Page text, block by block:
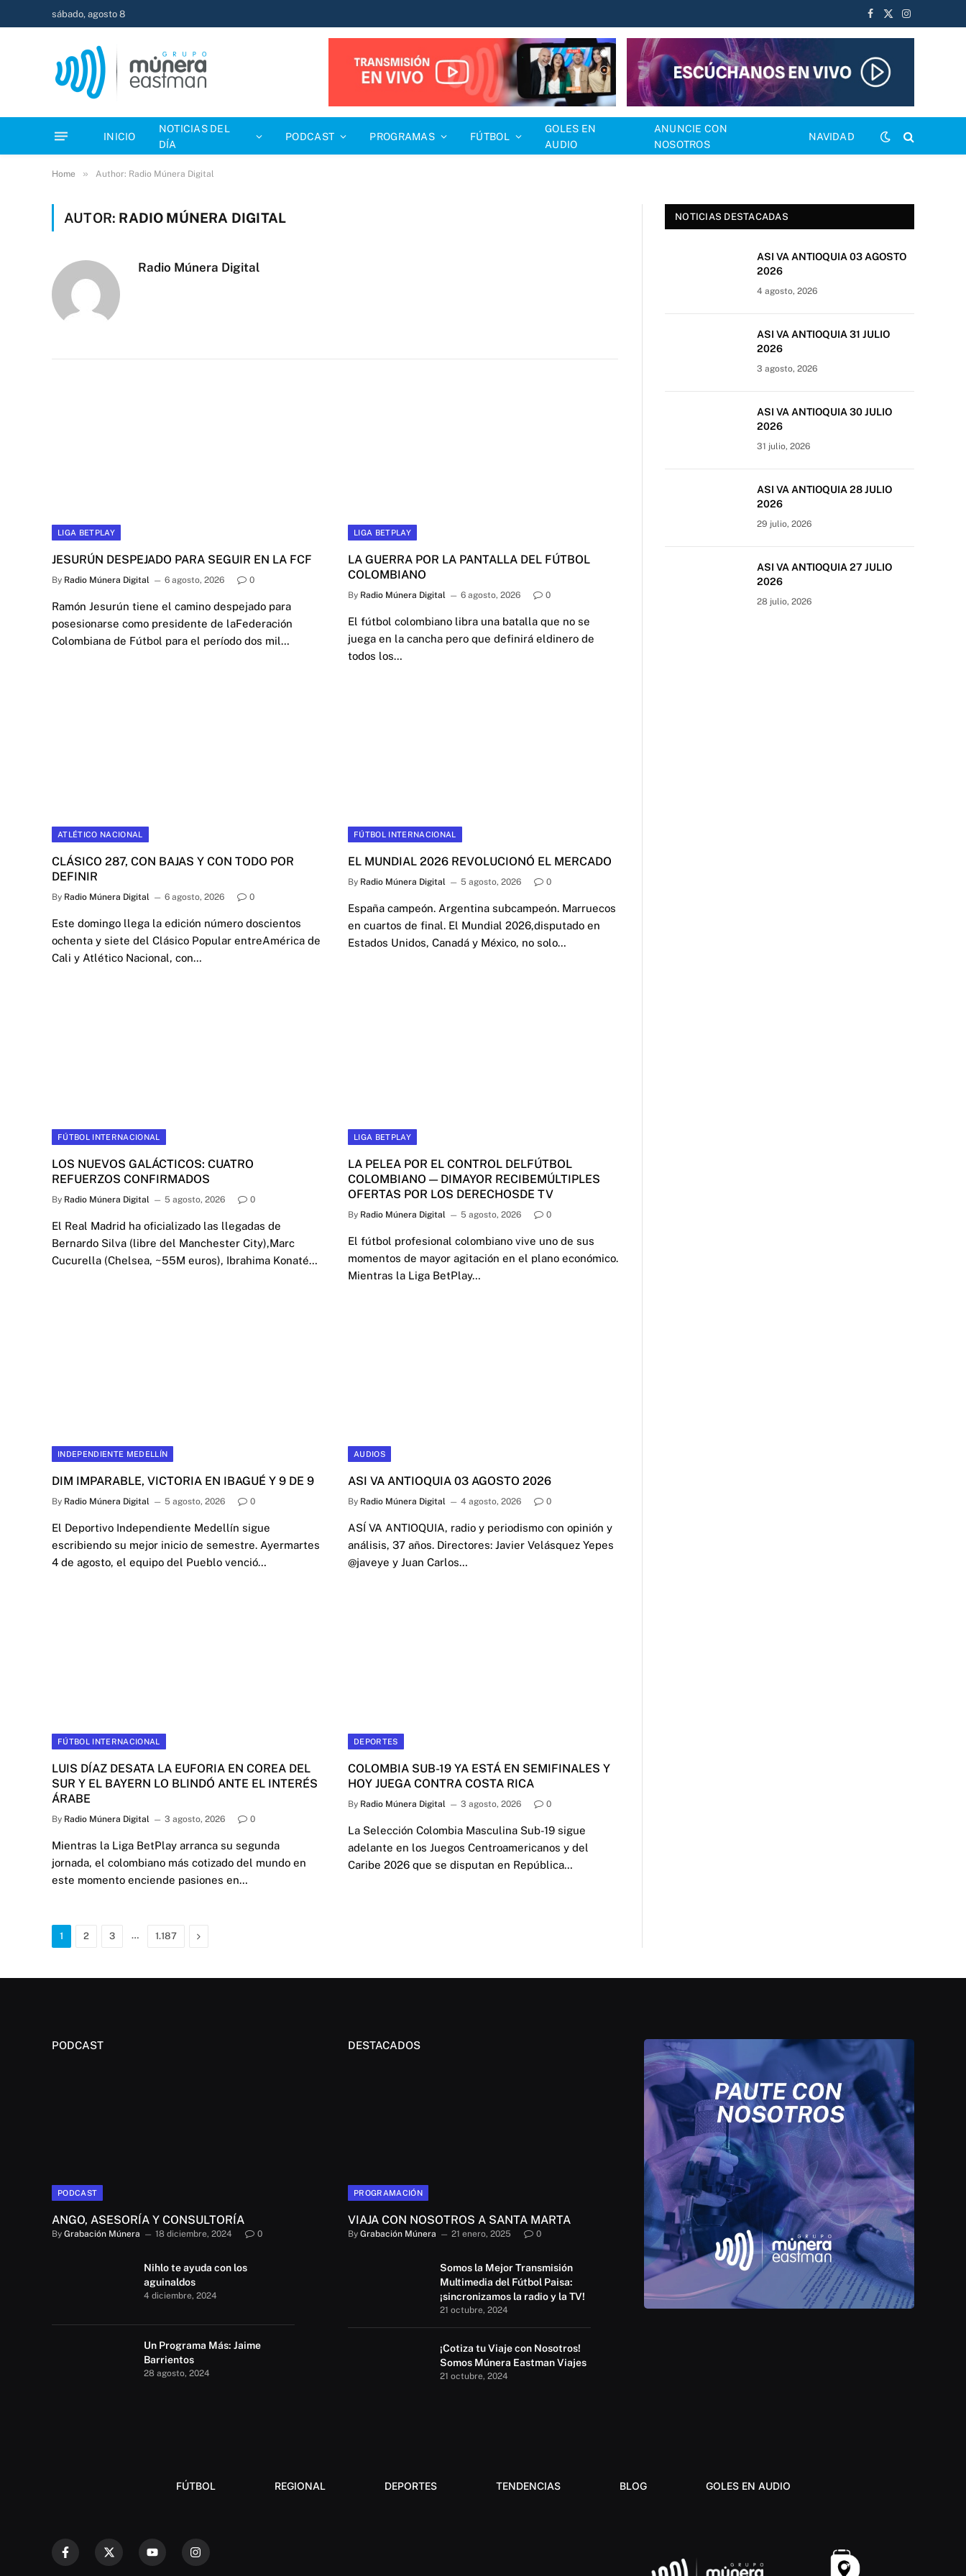
sábado, agosto 8
Facebook
X
Instagram
INICIO
NOTICIAS DEL
DÍA
PODCAST PROGRAMAS FÚTBOL
GOLES EN
AUDIO
ANUNCIE CON
NOSOTROS
NAVIDAD
Home » Author: Radio Múnera Digital
AUTOR: RADIO MÚNERA DIGITAL
Radio Múnera Digital
LIGA BETPLAY
JESURÚN DESPEJADO PARA SEGUIR EN LA FCF
By Radio Múnera Digital 6 agosto, 2026 0
Ramón Jesurún tiene el camino despejado para
posesionarse como presidente de laFederación
Colombiana de Fútbol para el período dos mil…
LIGA BETPLAY
LA GUERRA POR LA PANTALLA DEL FÚTBOL
COLOMBIANO
By Radio Múnera Digital 6 agosto, 2026 0
El fútbol colombiano libra una batalla que no se
juega en la cancha pero que definirá eldinero de
todos los…
ATLÉTICO NACIONAL
CLÁSICO 287, CON BAJAS Y CON TODO POR
DEFINIR
By Radio Múnera Digital 6 agosto, 2026 0
Este domingo llega la edición número doscientos
ochenta y siete del Clásico Popular entreAmérica de
Cali y Atlético Nacional, con…
FÚTBOL INTERNACIONAL
EL MUNDIAL 2026 REVOLUCIONÓ EL MERCADO
By Radio Múnera Digital 5 agosto, 2026 0
España campeón. Argentina subcampeón. Marruecos
en cuartos de final. El Mundial 2026,disputado en
Estados Unidos, Canadá y México, no solo…
FÚTBOL INTERNACIONAL
LOS NUEVOS GALÁCTICOS: CUATRO
REFUERZOS CONFIRMADOS
By Radio Múnera Digital 5 agosto, 2026 0
El Real Madrid ha oficializado las llegadas de
Bernardo Silva (libre del Manchester City),Marc
Cucurella (Chelsea, ~55M euros), Ibrahima Konaté…
LIGA BETPLAY
LA PELEA POR EL CONTROL DELFÚTBOL
COLOMBIANO — DIMAYOR RECIBEMÚLTIPLES
OFERTAS POR LOS DERECHOSDE TV
By Radio Múnera Digital 5 agosto, 2026 0
El fútbol profesional colombiano vive uno de sus
momentos de mayor agitación en el plano económico.
Mientras la Liga BetPlay…
INDEPENDIENTE MEDELLÍN
DIM IMPARABLE, VICTORIA EN IBAGUÉ Y 9 DE 9
By Radio Múnera Digital 5 agosto, 2026 0
El Deportivo Independiente Medellín sigue
escribiendo su mejor inicio de semestre. Ayermartes
4 de agosto, el equipo del Pueblo venció…
AUDIOS
ASI VA ANTIOQUIA 03 AGOSTO 2026
By Radio Múnera Digital 4 agosto, 2026 0
ASÍ VA ANTIOQUIA, radio y periodismo con opinión y
análisis, 37 años. Directores: Javier Velásquez Yepes
@javeye y Juan Carlos…
FÚTBOL INTERNACIONAL
LUIS DÍAZ DESATA LA EUFORIA EN COREA DEL
SUR Y EL BAYERN LO BLINDÓ ANTE EL INTERÉS
ÁRABE
By Radio Múnera Digital 3 agosto, 2026 0
Mientras la Liga BetPlay arranca su segunda
jornada, el colombiano más cotizado del mundo en
este momento enciende pasiones en…
DEPORTES
COLOMBIA SUB-19 YA ESTÁ EN SEMIFINALES Y
HOY JUEGA CONTRA COSTA RICA
By Radio Múnera Digital 3 agosto, 2026 0
La Selección Colombia Masculina Sub-19 sigue
adelante en los Juegos Centroamericanos y del
Caribe 2026 que se disputan en República…
1 2 3 … 1.187 Next
NOTICIAS DESTACADAS
ASI VA ANTIOQUIA 03 AGOSTO
2026
4 agosto, 2026
ASI VA ANTIOQUIA 31 JULIO
2026
3 agosto, 2026
ASI VA ANTIOQUIA 30 JULIO
2026
31 julio, 2026
ASI VA ANTIOQUIA 28 JULIO
2026
29 julio, 2026
ASI VA ANTIOQUIA 27 JULIO
2026
28 julio, 2026
PODCAST
PODCAST
ANGO, ASESORÍA Y CONSULTORÍA
By Grabación Múnera 18 diciembre, 2024 0
Nihlo te ayuda con los
aguinaldos
4 diciembre, 2024
Un Programa Más: Jaime
Barrientos
28 agosto, 2024
DESTACADOS
PROGRAMACIÓN
VIAJA CON NOSOTROS A SANTA MARTA
By Grabación Múnera 21 enero, 2025 0
Somos la Mejor Transmisión
Multimedia del Fútbol Paisa:
¡sincronizamos la radio y la TV!
21 octubre, 2024
¡Cotiza tu Viaje con Nosotros!
Somos Múnera Eastman Viajes
21 octubre, 2024
FÚTBOL REGIONAL DEPORTES TENDENCIAS BLOG GOLES EN AUDIO